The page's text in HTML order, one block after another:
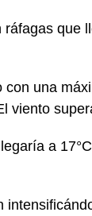
que
una
viento
a